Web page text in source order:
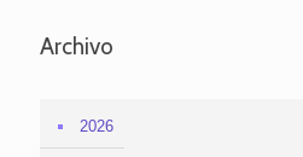
Archivo
2026